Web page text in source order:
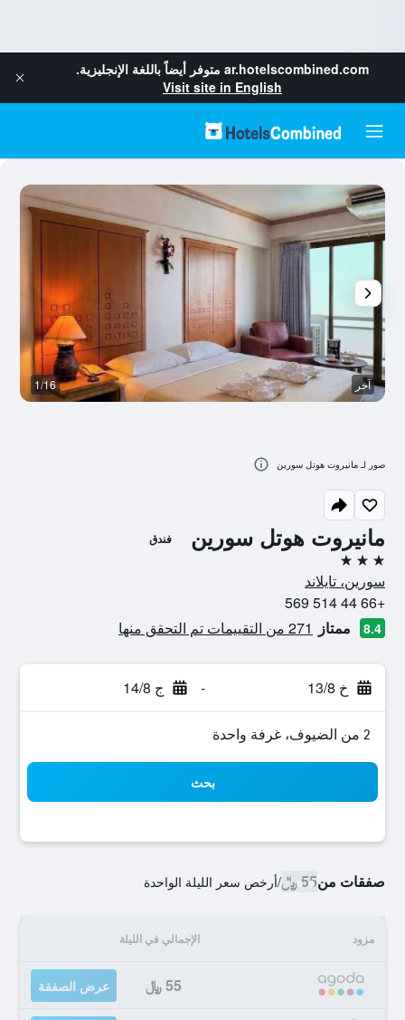
ar.hotelscombined.com متوفر أيضاً باللغة الإنجليزية.
Visit site in English
مانيروت هوتل سورين فندق
3 نجوم
سورين، تايلاند
+66 44 514 569
8.4 ممتاز 271 من التقييمات تم التحقق منها
خ 13/8 - ج 14/8
2 من الضيوف، غرفة واحدة
بحث
صفقات من55 ﷼ /أرخص سعر الليلة الواحدة
مزود الإجمالي في الليلة
55 ﷼ عرض الصفقة
آخر 1/16
صور لـ مانيروت هوتل سورين